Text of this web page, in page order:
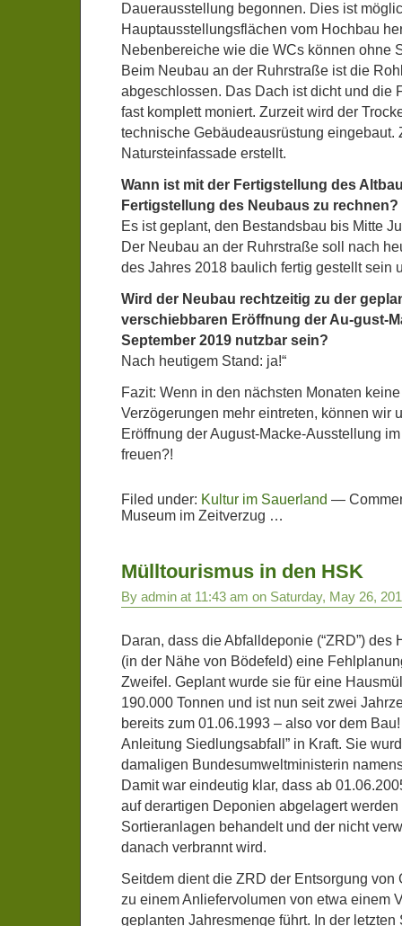
Dauerausstellung begonnen. Dies ist
Hauptausstellungsflächen vom Hochbau
Nebenbereiche wie die WCs können ohne
Beim Neubau an der Ruhrstraße ist die
abgeschlossen. Das Dach ist dicht und die
fast komplett moniert. Zurzeit wird der
technische Gebäudeausrüstung eingebaut.
Natursteinfassade erstellt.
Wann ist mit der Fertigstellung des
Fertigstellung des Neubaus zu rechnen?
Es ist geplant, den Bestandsbau bis Mitte
Der Neubau an der Ruhrstraße soll nach
des Jahres 2018 baulich fertig gestellt sein
Wird der Neubau rechtzeitig zu der
verschiebbaren Eröffnung der Au-gust-
September 2019 nutzbar sein?
Nach heutigem Stand: ja!“
Fazit: Wenn in den nächsten Monaten
Verzögerungen mehr eintreten, können wir
Eröffnung der August-Macke-Ausstellung
freuen?!
Filed under: Kultur im Sauerland —
Museum im Zeitverzug …
Mülltourismus in den HSK
By admin at 11:43 am on Saturday, May 26,
Daran, dass die Abfalldeponie (“ZRD”)
(in der Nähe von Bödefeld) eine
Zweifel. Geplant wurde sie für eine
190.000 Tonnen und ist nun seit zwei
bereits zum 01.06.1993 – also vor dem
Anleitung Siedlungsabfall” in Kraft. Sie
damaligen Bundesumweltministerin
Damit war eindeutig klar, dass ab
auf derartigen Deponien abgelagert
Sortieranlagen behandelt und der nicht
danach verbrannt wird.
Seitdem dient die ZRD der Entsorgung von
zu einem Anliefervolumen von etwa einem
geplanten Jahresmenge führt. In der letzten